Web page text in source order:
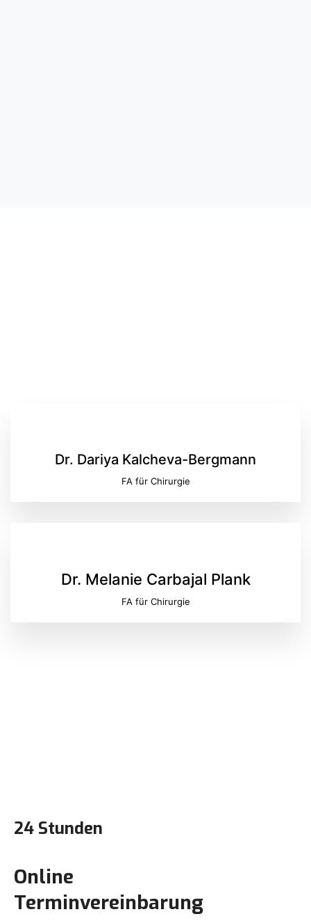
Dr. Dariya Kalcheva-Bergmann
FA für Chirurgie
Dr. Melanie Carbajal Plank
FA für Chirurgie
24 Stunden
Online
Terminvereinbarung